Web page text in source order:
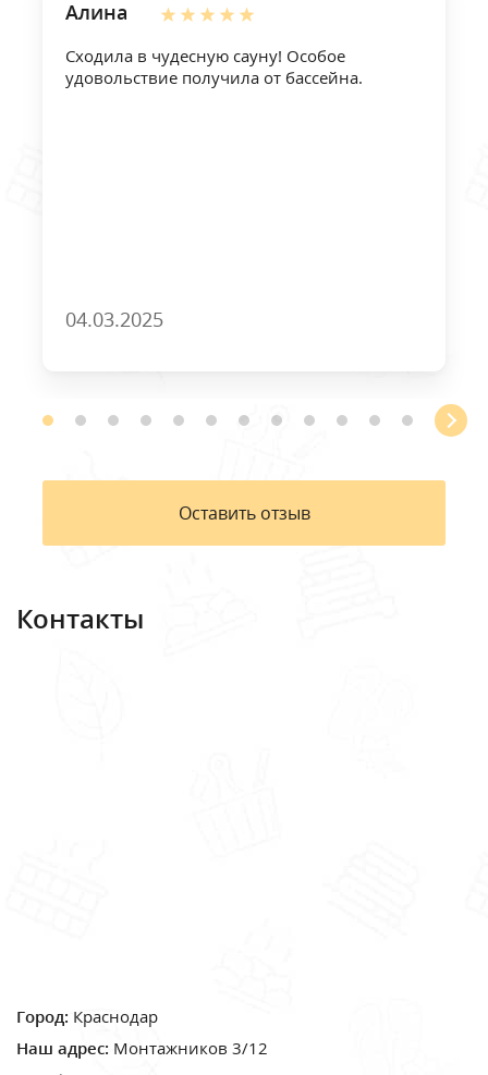
Алина
Сходила в чудесную сауну! Особое
удовольствие получила от бассейна.
04.03.2025
Оставить отзыв
Контакты
Город: Краснодар
Наш адрес: Монтажников 3/12